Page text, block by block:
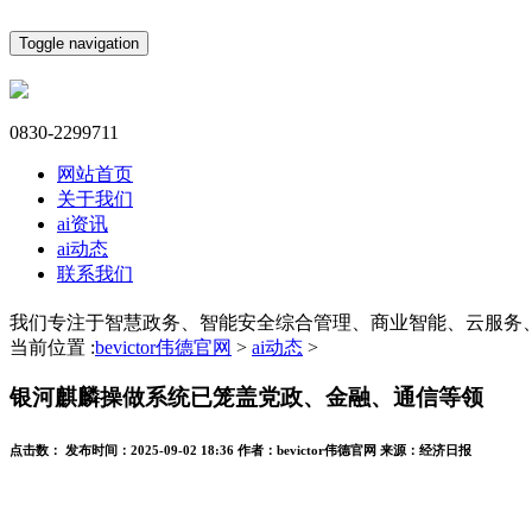
Toggle navigation
0830-2299711
网站首页
关于我们
ai资讯
ai动态
联系我们
我们专注于智慧政务、智能安全综合管理、商业智能、云服务
当前位置 :bevictor伟德官网 > ai动态 >
银河麒麟操做系统已笼盖党政、金融、通信等领
点击数： 发布时间： 2025-09-02 18:36 作者： bevictor伟德官网 来源： 经济日报